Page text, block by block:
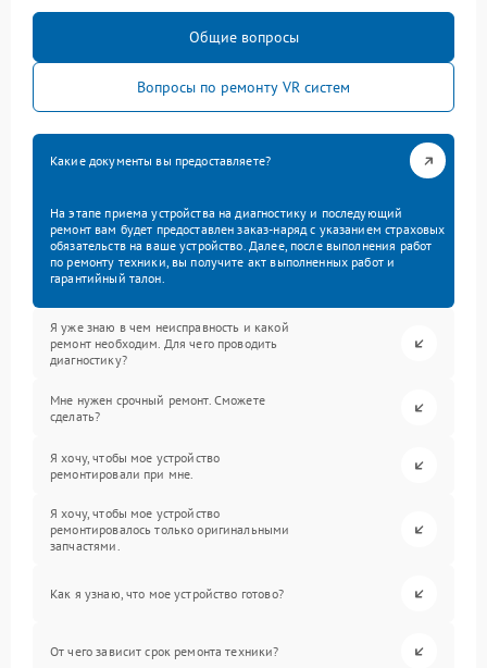
Общие вопросы
Вопросы по ремонту VR систем
Какие документы вы предоставляете?
На этапе приема устройства на диагностику и последующий
ремонт вам будет предоставлен заказ-наряд с указанием страховых
обязательств на ваше устройство. Далее, после выполнения работ
по ремонту техники, вы получите акт выполненных работ и
гарантийный талон.
Я уже знаю в чем неисправность и какой
ремонт необходим. Для чего проводить
диагностику?
Мне нужен срочный ремонт. Сможете
сделать?
Я хочу, чтобы мое устройство
ремонтировали при мне.
Я хочу, чтобы мое устройство
ремонтировалось только оригинальными
запчастями.
Как я узнаю, что мое устройство готово?
От чего зависит срок ремонта техники?